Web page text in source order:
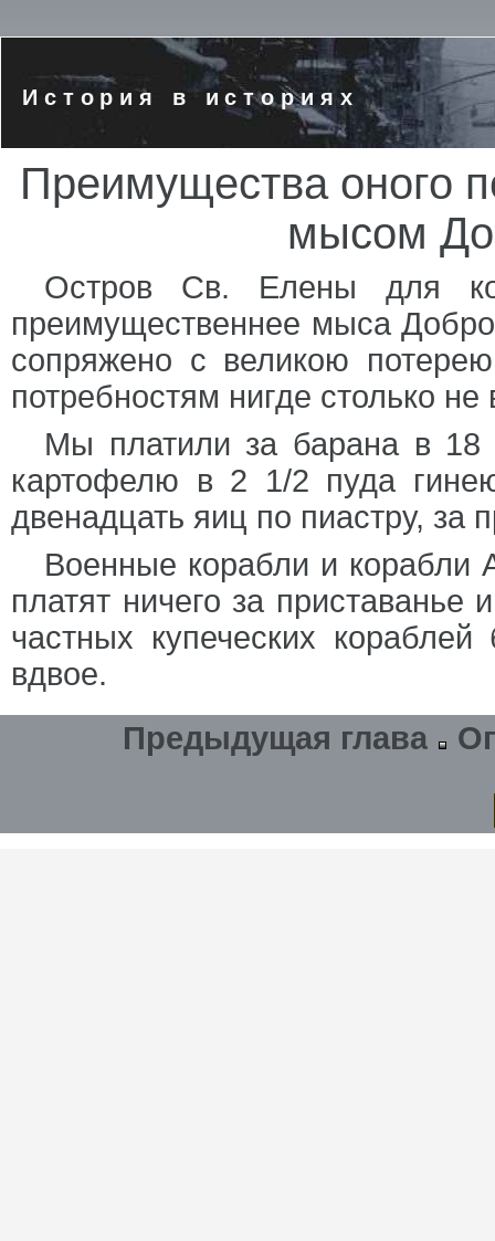
История в историях
Преимущества оного
мысом
Остров Св. Елены для
преимущественнее мыса
сопряжено с великою
потребностям нигде столько
Мы платили за барана в
картофелю в 2 1/2 пуда
двенадцать яиц по пиастру, за
Военные корабли и корабли
платят ничего за приставанье
частных купеческих
вдвое.
Предыдущая глава